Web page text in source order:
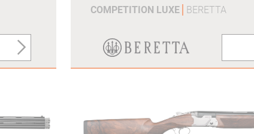
COMPETITION LUXE BERETTA